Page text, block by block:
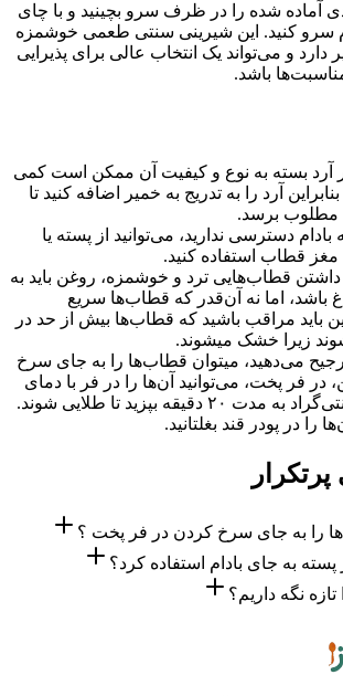
شده را در ظرف سرو بچینید و با چای
این شیرینی سنتی طعمی خوشمزه
می‌تواند یک انتخاب عالی برای پذیرایی
باشد.
بسته به نوع و کیفیت آن ممکن است کمی
آرد را به تدریج به خمیر اضافه کنید تا
برسد.
دسترسی ندارید، می‌توانید از پسته یا
استفاده کنید.
قطاب‌هایی ترد و خوشمزه، روغن باید به
اما نه آن‌قدر که قطاب‌ها سریع
مراقب باشید که قطاب‌ها بیش از حد در
خشک میشوند.
می‌دهید، میتوان قطاب‌ها را به جای سرخ
می‌توانید آن‌ها را در فر با دمای
۱۸۰ درجه سانتی‌گراد به مدت ۲۰ دقیقه بپزید تا طلایی شوند.
قند بغلتانید.
جای سرخ کردن در فر پخت ؟
جای بادام استفاده کرد؟
داریم؟